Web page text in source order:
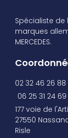
Spécialiste de
marques
MERCEDES.
02 32 46 26 88
06 25 31 24 69
177 voie de
27550
Risle